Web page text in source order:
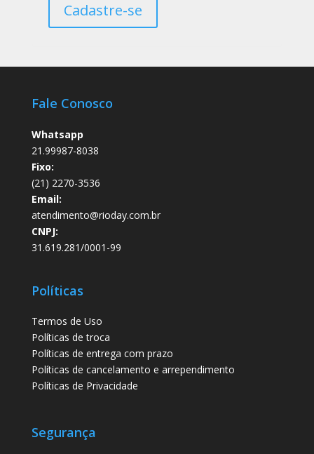
Cadastre-se
Fale Conosco
Whatsapp
21.99987-8038
Fixo:
(21) 2270-3536
Email:
atendimento@rioday.com.br
CNPJ:
31.619.281/0001-99
Políticas
Termos de Uso
Políticas de troca
Políticas de entrega com prazo
Políticas de cancelamento e arrependimento
Políticas de Privacidade
Segurança